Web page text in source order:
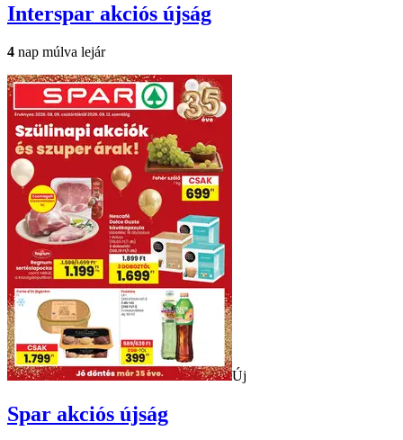
Interspar akciós újság
4 nap múlva lejár
Új
Spar akciós újság